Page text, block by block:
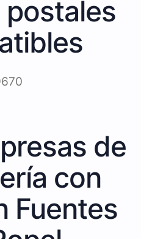
de
con
Fuentes